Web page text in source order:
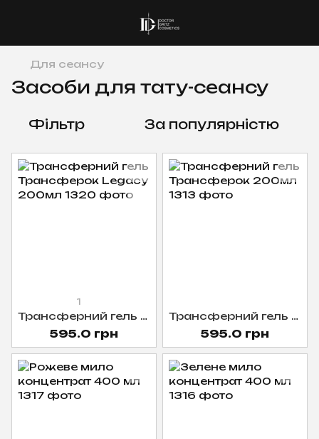
Для сеансу
Засоби для тату-сеансу
Фільтр За популярністю
1
Трансферний гель Трансферок Legacy 200мл
595.0 грн
Трансферний гель Трансферок 200мл
595.0 грн